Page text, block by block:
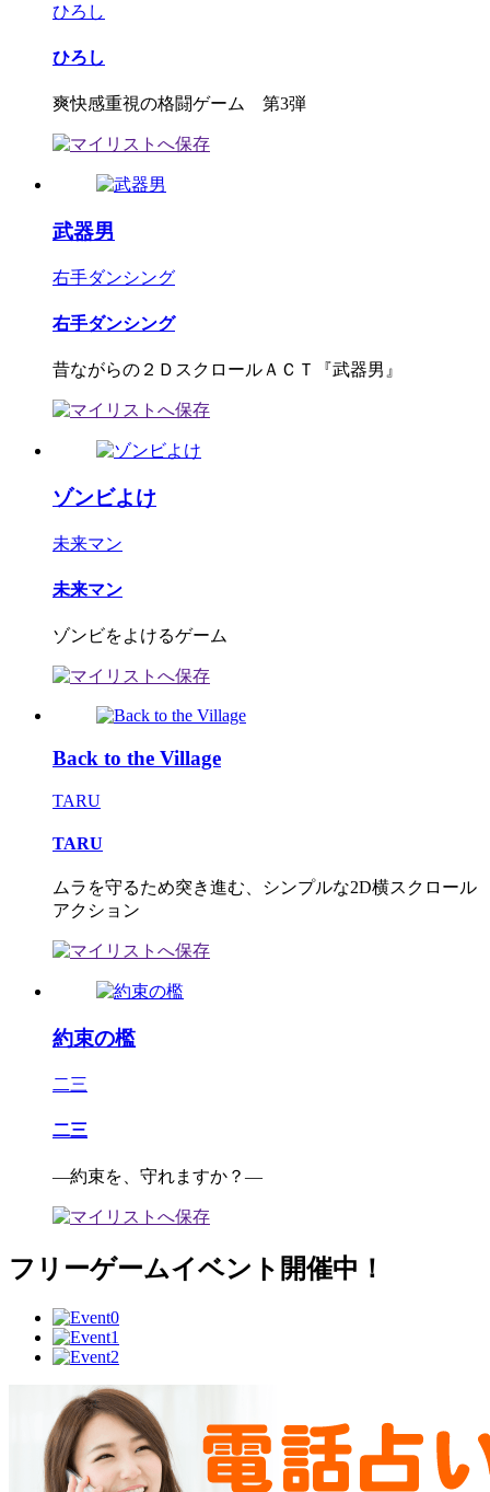
ひろし
ひろし
爽快感重視の格闘ゲーム 第3弾
武器男
右手ダンシング
右手ダンシング
昔ながらの２ＤスクロールＡＣＴ『武器男』
ゾンビよけ
未来マン
未来マン
ゾンビをよけるゲーム
Back to the Village
TARU
TARU
ムラを守るため突き進む、シンプルな2D横スクロール
アクション
約束の檻
二三
二三
―約束を、守れますか？―
フリーゲームイベント開催中！